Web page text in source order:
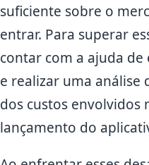
suficiente sobre o
entrar. Para superar
contar com a ajuda de
e realizar uma análise
dos custos envolvidos
lançamento do